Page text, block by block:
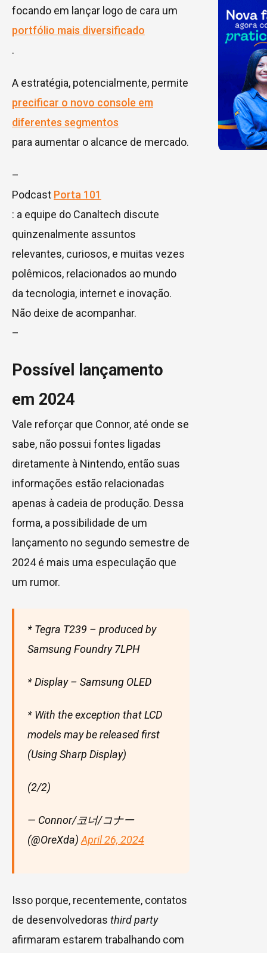
focando em lançar logo de cara um
portfólio mais diversificado
.
A estratégia, potencialmente, permite
precificar o novo console em
diferentes segmentos
para aumentar o alcance de mercado.
–
Podcast Porta 101
: a equipe do Canaltech discute
quinzenalmente assuntos
relevantes, curiosos, e muitas vezes
polêmicos, relacionados ao mundo
da tecnologia, internet e inovação.
Não deixe de acompanhar.
–
Possível lançamento
em 2024
Vale reforçar que Connor, até onde se
sabe, não possui fontes ligadas
diretamente à Nintendo, então suas
informações estão relacionadas
apenas à cadeia de produção. Dessa
forma, a possibilidade de um
lançamento no segundo semestre de
2024 é mais uma especulação que
um rumor.
* Tegra T239 – produced by
Samsung Foundry 7LPH
* Display – Samsung OLED
* With the exception that LCD
models may be released first
(Using Sharp Display)
(2/2)
— Connor/코너/コナー
(@OreXda) April 26, 2024
Isso porque, recentemente, contatos
de desenvolvedoras third party
afirmaram estarem trabalhando com